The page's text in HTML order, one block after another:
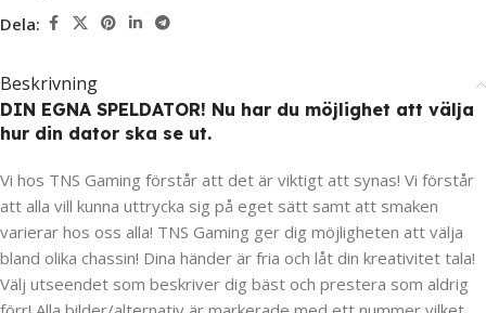
Dela:
Beskrivning
DIN EGNA SPELDATOR! Nu har du möjlighet att välja
hur din dator ska se ut.
Vi hos TNS Gaming förstår att det är viktigt att synas! Vi förstår
att alla vill kunna uttrycka sig på eget sätt samt att smaken
varierar hos oss alla! TNS Gaming ger dig möjligheten att välja
bland olika chassin! Dina händer är fria och låt din kreativitet tala!
Välj utseendet som beskriver dig bäst och prestera som aldrig